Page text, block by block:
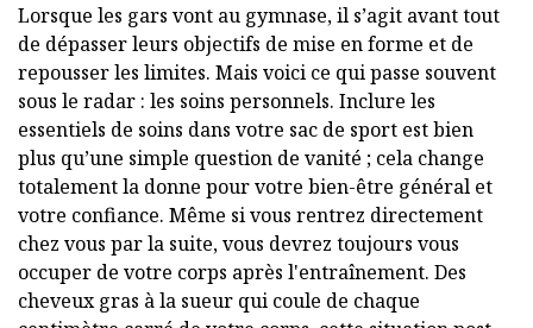
Lorsque les gars vont au gymnase, il s’agit avant tout
de dépasser leurs objectifs de mise en forme et de
repousser les limites. Mais voici ce qui passe souvent
sous le radar : les soins personnels. Inclure les
essentiels de soins dans votre sac de sport est bien
plus qu’une simple question de vanité ; cela change
totalement la donne pour votre bien-être général et
votre confiance. Même si vous rentrez directement
chez vous par la suite, vous devrez toujours vous
occuper de votre corps après l'entraînement. Des
cheveux gras à la sueur qui coule de chaque